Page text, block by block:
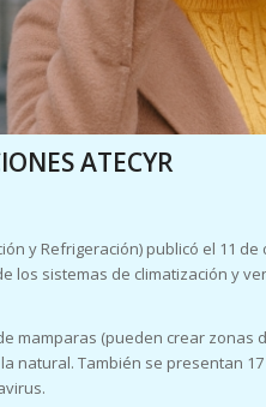
ATECYR
y Refrigeración) publicó el 11
los sistemas de climatización y
mamparas (pueden crear
natural. También se presentan